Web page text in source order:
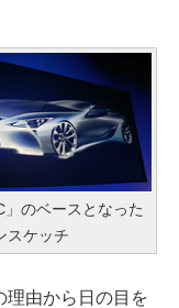
」のベースとなった
スケッチ
理由から日の目を